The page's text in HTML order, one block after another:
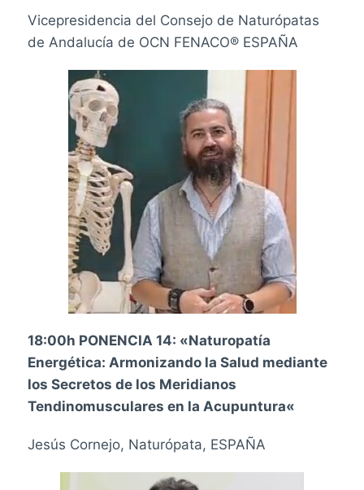
Vicepresidencia del Consejo de Naturópatas
de Andalucía de OCN FENACO® ESPAÑA
18:00h PONENCIA 14: «Naturopatía
Energética: Armonizando la Salud mediante
los Secretos de los Meridianos
Tendinomusculares en la Acupuntura«
Jesús Cornejo, Naturópata, ESPAÑA